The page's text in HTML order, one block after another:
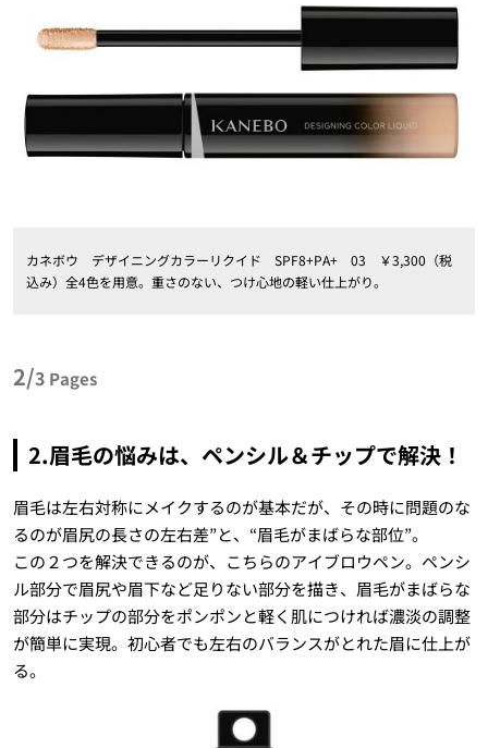
カネボウ デザイニングカラーリクイド SPF8+PA+ 03 ￥3,300（税
込み）全4色を用意。重さのない、つけ心地の軽い仕上がり。
2/3 Pages
2.眉毛の悩みは、ペンシル＆チップで解決！
眉毛は左右対称にメイクするのが基本だが、その時に問題のな
るのが眉尻の長さの左右差”と、“眉毛がまばらな部位”。
この２つを解決できるのが、こちらのアイブロウペン。ペンシ
ル部分で眉尻や眉下など足りない部分を描き、眉毛がまばらな
部分はチップの部分をポンポンと軽く肌につければ濃淡の調整
が簡単に実現。初心者でも左右のバランスがとれた眉に仕上が
る。